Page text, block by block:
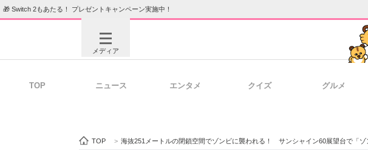
🎁 Switch 2もあたる！ プレゼントキャンペーン実施中！
メディア
TOP ニュース エンタメ クイズ グルメ
TOP > 海抜251メートルの閉鎖空間でゾンビに襲われる！ サンシャイン60展望台で「ゾ